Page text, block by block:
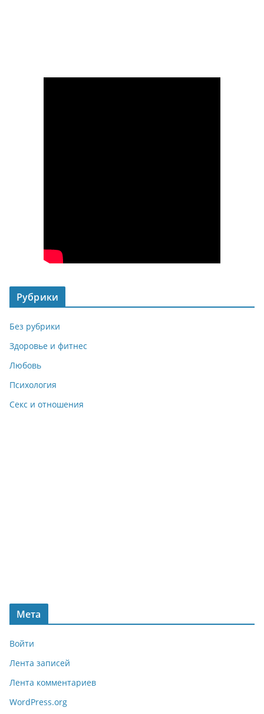
Рубрики
Без рубрики
Здоровье и фитнес
Любовь
Психология
Секс и отношения
Мета
Войти
Лента записей
Лента комментариев
WordPress.org